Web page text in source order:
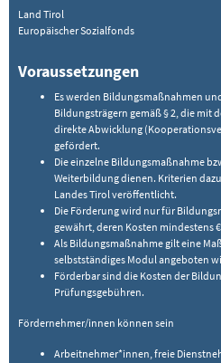
Land Tirol
Europäischer Sozialfonds
Voraussetzungen
Es werden Bildungsmaßnahmen
Bildungsträgern gemäß § 2, die mit
direkte Abwicklung
gefördert.
Die einzelne Bildungsmaßnahme
Weiterbildung dienen. Kriterien
Landes Tirol veröffentlicht.
Die Förderung wird nur für
gewährt, deren Kosten mindestens
Als Bildungsmaßnahme gilt eine
selbstständiges Modul angeboten
Förderbar sind die Kosten der
Prüfungsgebühren.
Fördernehmer/innen können sein
Arbeitnehmer*innen, freie